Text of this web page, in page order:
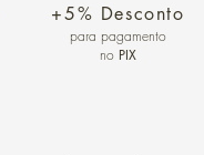
+5% Desconto
para pagamento
no PIX